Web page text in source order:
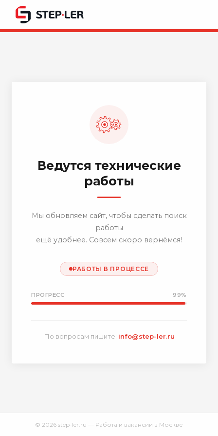
Ведутся технические
работы
Мы обновляем сайт, чтобы сделать поиск
работы
ещё удобнее. Совсем скоро вернёмся!
РАБОТЫ В ПРОЦЕССЕ
ПРОГРЕСС 99%
По вопросам пишите: info@step-ler.ru
© 2026 step-ler.ru — Работа и вакансии в Москве